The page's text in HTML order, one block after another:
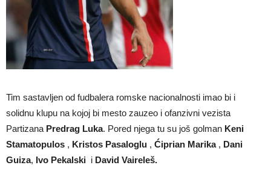
Tim sastavljen od fudbalera romske nacionalnosti imao bi i
solidnu klupu na kojoj bi mesto zauzeo i ofanzivni vezista
Partizana Predrag Luka. Pored njega tu su još golman Keni
Stamatopulos , Kristos Pasaloglu , Ćiprian Marika, Dani
Guiza, Ivo Pekalski i David Vaireleš.